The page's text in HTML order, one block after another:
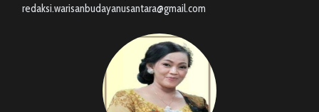
redaksi.warisanbudayanusantara@gmail.com